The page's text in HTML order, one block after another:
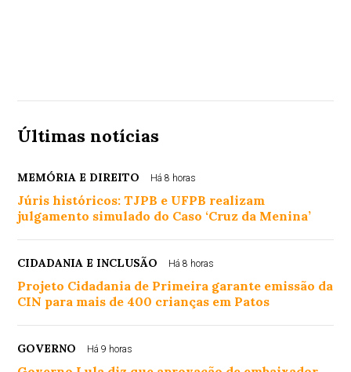
Últimas notícias
MEMÓRIA E DIREITO Há 8 horas
Júris históricos: TJPB e UFPB realizam
julgamento simulado do Caso ‘Cruz da Menina’
CIDADANIA E INCLUSÃO Há 8 horas
Projeto Cidadania de Primeira garante emissão da
CIN para mais de 400 crianças em Patos
GOVERNO Há 9 horas